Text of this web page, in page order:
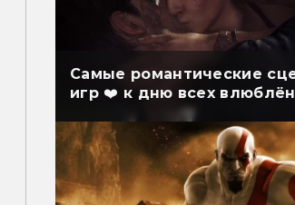
Самые романтические
игр ❤️ к дню всех